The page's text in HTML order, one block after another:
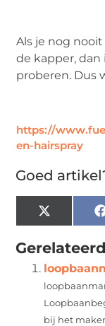
Als je nog
de kapper,
proberen. Dus
https://
en-hairspray
Goed
X
(Twitter)
bij het